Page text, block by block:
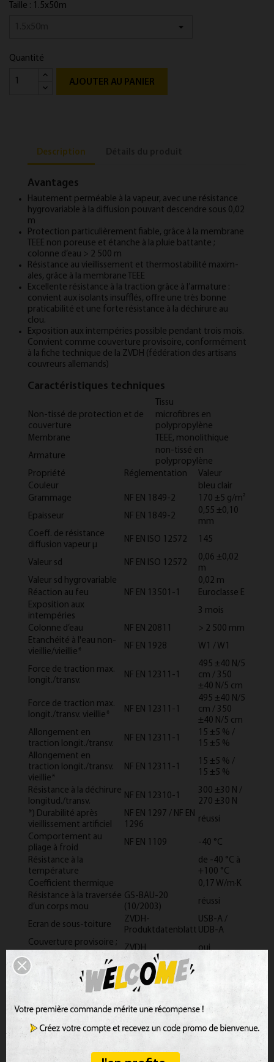
Taille : 1.5x50m
Quantité
AJOUTER AU PANIER
Description
Avantages
Haute­ment per­mé­able à la va­peur, avec une résist­ance
hy­gro­vari­able à la dif­fu­sion pouv­ant des­cendre sous 0,02
m
Pro­tec­tion par­ticulière­ment fiable, grâce à la mem­brane
TEEE non poreuse et étanche à la plu­ie bat­tante ;
colonne d’eau > 2 500 m
Résist­ance au vie­il­lisse­ment et ther­mo­sta­bil­ité max­i­m­
ales, grâce à la mem­brane TEEE
Ex­cel­lente résist­ance à la trac­tion grâce à l’arma­ture :
con­vi­ent aux iso­lants in­suf­flés, of­fre une très bonne
prat­ic­ab­il­ité et une forte résist­ance à la déchirure au
clou.
Ex­pos­i­tion aux in­tem­péries pos­sible pendant trois mois.
Con­vi­ent comme couver­ture pro­vis­oire, con­formé­ment
à la fiche tech­nique de la ZVDH (fédéra­tion des ar­tis­ans
couvreurs al­le­mands)
Caractéristiques techniques
Tissu
Non-tissé de protection et de
couverture
microfibres en
polypropylène
Membrane
TEEE, monolithique
Armature
non-tissé en
polypropylène
Propriété
Réglementation
Valeur
Couleur
bleu clair
Grammage
NF EN 1849-2
170 ±5 g/m²
Epaisseur
NF EN 1849-2
0,55 ±0,10
mm
Coeff. de résistance
diffusion vapeur μ
NF EN ISO 12572 145
Valeur sd NF EN ISO 12572
0,06 ±0,02
m
Valeur sd hygrovariable
0,02 m
Réaction au feu
NF EN 13501-1
Euroclasse E
Exposition aux
intempéries
3 mois
Colonne d’eau
NF EN 20811
> 2 500 mm
Etanchéité à l'eau non-
vieillie/vieillie*
NF EN 1928 W1 / W1
Force de traction max.
longit./transv.
NF EN 12311-1
495 ±40 N/5
cm / 350
±40 N/5 cm
Force de traction max.
longit./transv. vieillie*
NF EN 12311-1
495 ±40 N/5
cm / 350
±40 N/5 cm
Allongement en
traction longit./transv.
NF EN 12311-1
15 ±5 % /
15 ±5 %
Allongement en
traction longit./transv.
vieillie*
NF EN 12311-1
15 ±5 % /
15 ±5 %
Résistance à la déchirure
longitud./transv.
NF EN 12310-1
300 ±30 N /
270 ±30 N
*) Durabilité après
vieillissement artificiel
NF EN 1297 / NF EN
1296
réussi
Comportement au
pliage à froid
NF EN 1109
-40 °C
Résistance à la
température
de -40 °C à
+100 °C
Coefficient thermique
0,17 W/m·K
Résistance à la traversée
d’un corps mou
GS-BAU-20
(10/2003)
réussi
Ecran de sous-toiture
ZVDH-
Produktdatenblatt
USB-A /
UDB-A
Couverture provisoire ;
ZVDH
oui
Marquage CE
NF EN 13859-1
Conditions générales
Les écrans SOLITEX PLUS de pro clima devraient être
posés avec la face imprimée tournée vers la personne
qui les met en œuvre. Ils peuvent être posés tendus et
sans flottement parallèlement ou perpendiculairement
aux chevrons, en tant qu’écrans de sous-toiture. La pose